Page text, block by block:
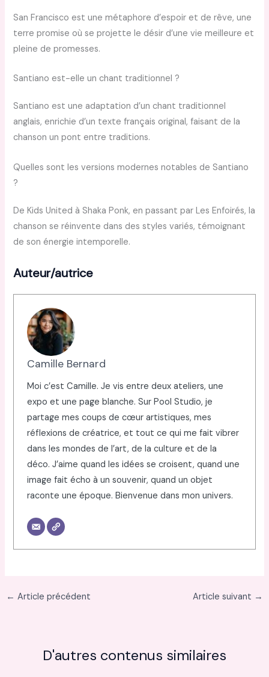
San Francisco est une métaphore d’espoir et de rêve, une
terre promise où se projette le désir d’une vie meilleure et
pleine de promesses.
Santiano est-elle un chant traditionnel ?
Santiano est une adaptation d’un chant traditionnel
anglais, enrichie d’un texte français original, faisant de la
chanson un pont entre traditions.
Quelles sont les versions modernes notables de Santiano
?
De Kids United à Shaka Ponk, en passant par Les Enfoirés, la
chanson se réinvente dans des styles variés, témoignant
de son énergie intemporelle.
Auteur/autrice
Camille Bernard
Moi c’est Camille. Je vis entre deux ateliers, une
expo et une page blanche. Sur Pool Studio, je
partage mes coups de cœur artistiques, mes
réflexions de créatrice, et tout ce qui me fait vibrer
dans les mondes de l’art, de la culture et de la
déco. J’aime quand les idées se croisent, quand une
image fait écho à un souvenir, quand un objet
raconte une époque. Bienvenue dans mon univers.
← Article précédent Article suivant →
D'autres contenus similaires